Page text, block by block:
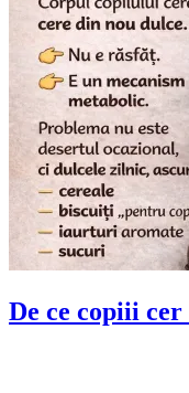
De ce copiii